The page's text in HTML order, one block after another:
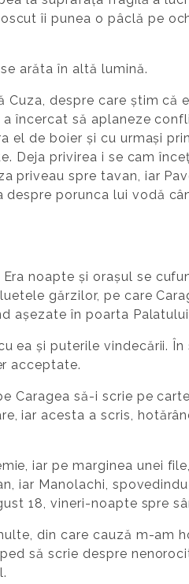
îi punea o pâclă pe
arăta în altă lumină.
despre care știm că
încercat să aplaneze
de boier și cu urmași
Deja privirea i se cam
priveau spre tavan, iar
porunca lui vodă
noapte și orașul se
gărzilor, pe care
așezate în poarta
ea și puterile vindecării. În
acceptate.
Caragea să-i scrie pe
iar acesta a scris,
iar pe marginea unei
iar Manolachi,
18, vineri-noapte spre
din care cauză m-am
să scrie despre